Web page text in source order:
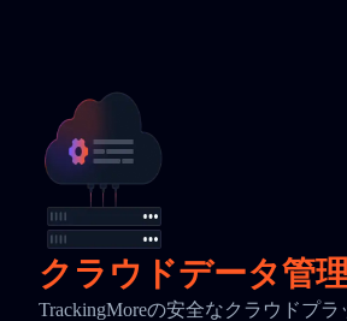
クラウドデータ管理
TrackingMoreの安全なクラウドプ